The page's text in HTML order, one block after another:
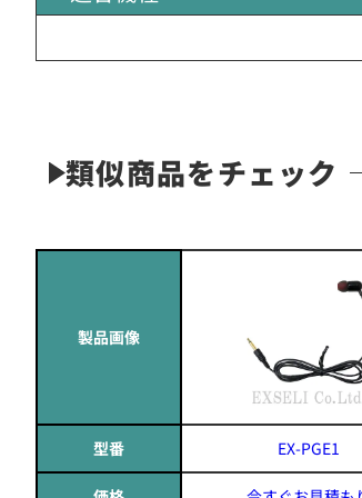
類似商品をチェック
製品画像
型番 EX-PGE1